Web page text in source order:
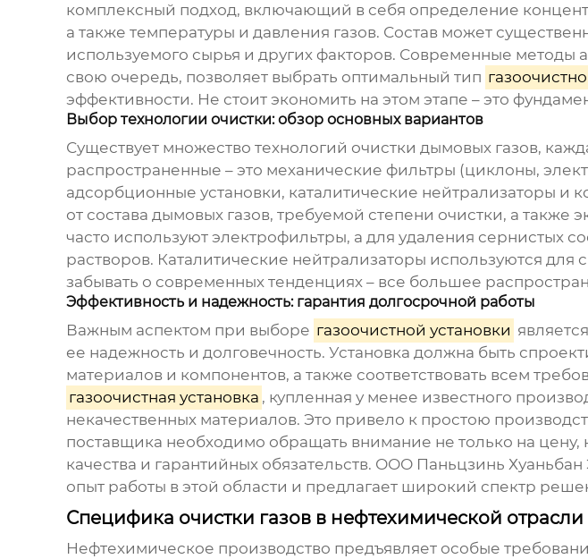
комплексный подход, включающий в себя определение
а также температуры и давления газов. Состав может
используемого сырья и других факторов. Современные методы
свою очередь, позволяет выбрать оптимальный тип
эффективности. Не стоит экономить на этом этапе – это
Выбор технологии очистки: обзор основных вариантов
Существует множество технологий очистки дымовых газов,
распространенные – это механические фильтры (циклоны,
адсорбционные установки, каталитические нейтрализаторы
от состава дымовых газов, требуемой степени очистки, а
часто используют электрофильтры, а для удаления сернистых
растворов. Каталитические нейтрализаторы используются
забывать о современных тенденциях – все большее
Эффективность и надежность: гарантия долгосрочной работы
Важным аспектом при выборе газоочистной установки
ее надежность и долговечность. Установка должна быть
материалов и компонентов, а также соответствовать всем
газоочистная установка , купленная у менее известного
некачественных материалов. Это привело к простою
поставщика необходимо обращать внимание не только на
качества и гарантийных обязательств. ООО Паньцзинь
опыт работы в этой области и предлагает широкий спектр
Специфика очистки газов в нефтехимической отрасли
Нефтехимическое производство предъявляет особые